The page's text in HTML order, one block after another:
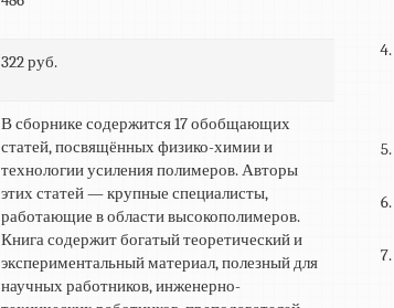
322 руб.
В сборнике содержится 17 обобщающих
статей, посвящённых физико-химии и
технологии усиления полимеров. Авторы
этих статей — крупные специалисты,
работающие в области высокополимеров.
Книга содержит богатый теоретический и
экспериментальный материал, полезный для
научных работников, инженерно-